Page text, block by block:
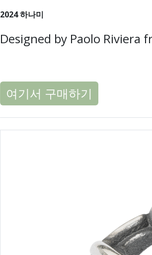
2024 하나미
Designed by Paolo Riviera
여기서 구매하기